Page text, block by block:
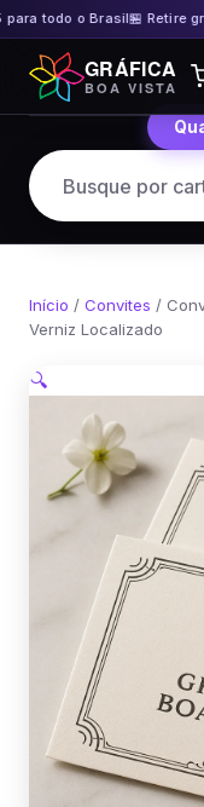
todo o Brasil🏪 Retire
Pular
para
o
GRÁFICA
BOA VISTA
Início / Convites /
Verniz Localizado
🔍